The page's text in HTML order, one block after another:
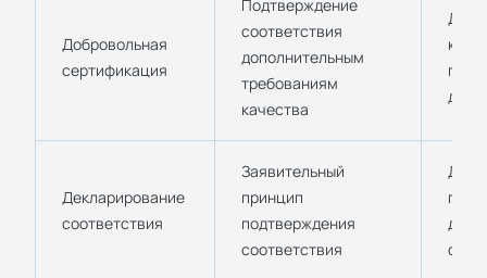
Добровольная
сертификация
Подтверждение
соответствия
дополнительным
требованиям
качества
Для
Декларирование
соответствия
Заявительный
принцип
подтверждения
соответствия
Для